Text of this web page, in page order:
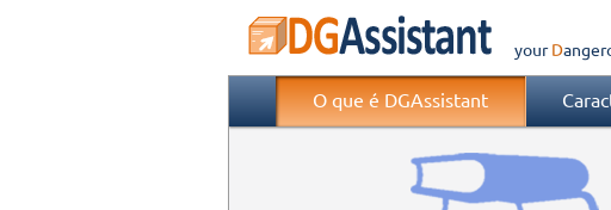
your
O que é DGAssistant